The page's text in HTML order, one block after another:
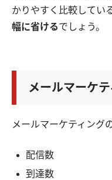
かりやすく比較してい
幅に省けるでしょう。
メールマーケ
メールマーケティング
配信数
到達数